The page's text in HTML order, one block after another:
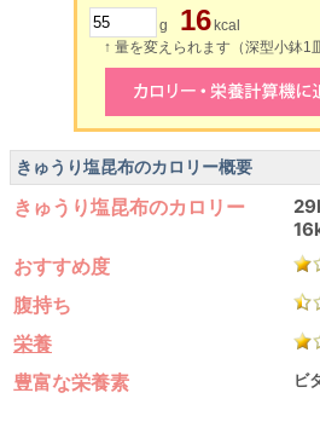
g 16 kcal
↑ 量を変えられます（深型小鉢1
きゅうり塩昆布のカロリー概要
きゅうり塩昆布のカロリー
おすすめ度
腹持ち
栄養
豊富な栄養素
ビ